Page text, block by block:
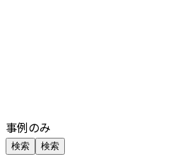
事例のみ
検索 検索